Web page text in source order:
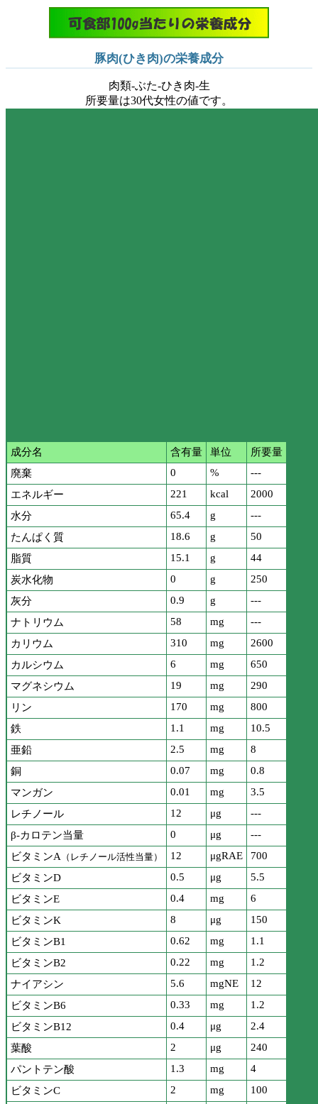
豚肉(ひき肉)の栄養成分
肉類-ぶた-ひき肉-生
所要量は30代女性の値です。
成分名 含有量 単位
所要量
廃棄
0 %
---
エネルギー
221 kcal
2000
水分
65.4 g
---
たんぱく質
18.6 g
50
脂質
15.1 g
44
炭水化物
0 g
250
灰分
0.9 g
---
ナトリウム
58 mg
---
カリウム
310 mg
2600
カルシウム
6 mg
650
マグネシウム
19 mg
290
リン
170 mg
800
鉄
1.1 mg
10.5
亜鉛
2.5 mg
8
銅
0.07 mg
0.8
マンガン
0.01 mg
3.5
レチノール
12 μg
---
β-カロテン当量
0 μg
---
ビタミンA （レチノール活性当量） 12 μgRAE
700
ビタミンD
0.5 μg
5.5
ビタミンE
0.4 mg
6
ビタミンK
8 μg
150
ビタミンB1
0.62 mg
1.1
ビタミンB2
0.22 mg
1.2
ナイアシン
5.6 mgNE
12
ビタミンB6
0.33 mg
1.2
ビタミンB12
0.4 μg
2.4
葉酸
2 μg
240
パントテン酸
1.3 mg
4
ビタミンC
2 mg
100